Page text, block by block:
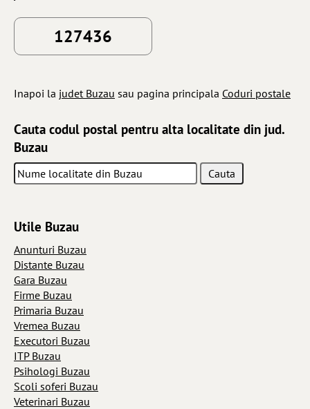
127436
Inapoi la judet Buzau sau pagina principala Coduri postale
Cauta codul postal pentru alta localitate din jud.
Buzau
Utile Buzau
Anunturi Buzau
Distante Buzau
Gara Buzau
Firme Buzau
Primaria Buzau
Vremea Buzau
Executori Buzau
ITP Buzau
Psihologi Buzau
Scoli soferi Buzau
Veterinari Buzau